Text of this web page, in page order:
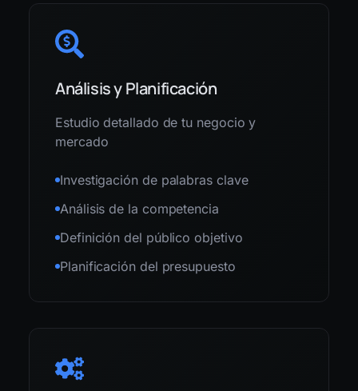
Análisis y Planificación
Estudio detallado de tu negocio y
mercado
Investigación de palabras clave
Análisis de la competencia
Definición del público objetivo
Planificación del presupuesto